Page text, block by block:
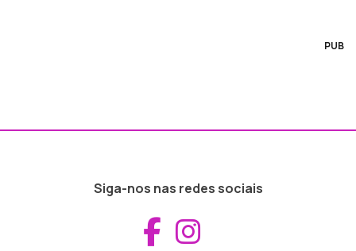
PUB
Siga-nos nas redes sociais
Aceder ao